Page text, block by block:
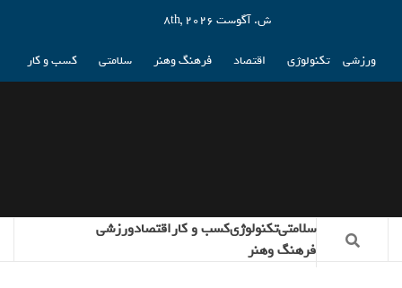
ش. آگوست 8th, 2026
ورزشی تکنولوژی اقتصاد فرهنگ وهنر سلامتی کسب و کار
سلامتیتکنولوژیکسب و کاراقتصادورزشی
فرهنگ وهنر